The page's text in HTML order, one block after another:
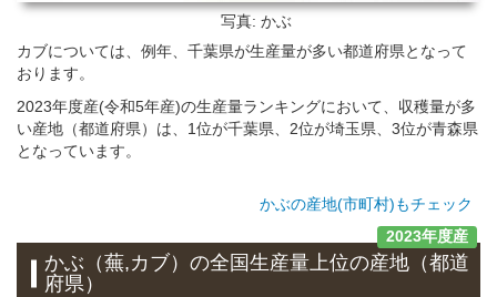
写真: かぶ
カブについては、例年、千葉県が生産量が多い都道府県となって
おります。
2023年度産(令和5年産)の生産量ランキングにおいて、収穫量が多
い産地（都道府県）は、1位が千葉県、2位が埼玉県、3位が青森県
となっています。
かぶの産地(市町村)もチェック
2023年度産
かぶ（蕪,カブ）の全国生産量上位の産地 （都道
府県）